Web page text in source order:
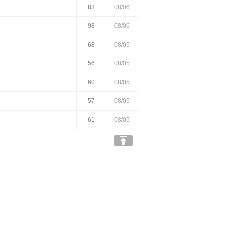
83 08/06
98 08/06
68 08/05
56 08/05
60 08/05
57 08/05
61 08/05
